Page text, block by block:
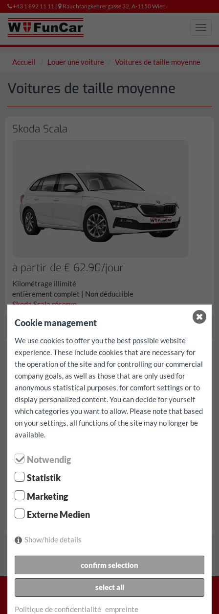
+43 1 892 11 11 | Rauchfangkehrergasse 32, A-1150 Wien
Accueil Louer une voiture Voitures de taille moyenne
Voitures de taille moyenne
Skoda Scala
à partir de € 62.90/jour
Kilométrage illimité
entièrement complet | Non déductible
Skoda Scala réserve...
Skoda Fabia
à partir de € 62.90/jour
Kilométrage illimité
entièrement complet | Non déductible
Cookie management
We use cookies to offer you the best possible website
experience. These include cookies that are necessary for
the operation of the site and for controlling our commercial
company goals, as well as those that are only used for
anonymous statistical purposes, for comfort settings or to
display personalized content. You can decide for yourself
which categories you want to allow. Please note that based
on your settings, all functions of the site may no longer be
available.
Notwendig
Statistik
Marketing
Externe Medien
Show/hide details
confirm selection
select all
Politique de confidentialité empreinte